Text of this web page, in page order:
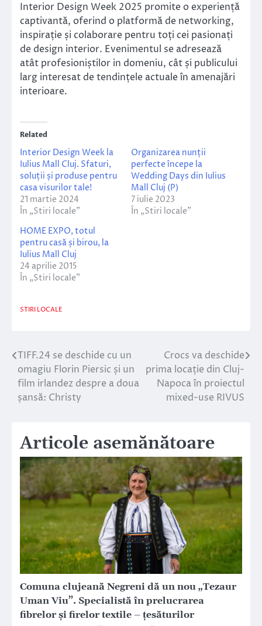
Interior Design Week 2025 promite o experiență
captivantă, oferind o platformă de networking,
inspirație și colaborare pentru toți cei pasionați
de design interior. Evenimentul se adresează
atât profesioniștilor in domeniu, cât și publicului
larg interesat de tendințele actuale în amenajări
interioare.
Related
Interior Design Week la
Iulius Mall Cluj. Sfaturi,
soluții și produse pentru
casa visurilor tale!
21 martie 2024
În „Stiri locale”
Organizarea nunții
perfecte începe la
Wedding Days din Iulius
Mall Cluj (P)
7 iulie 2023
În „Stiri locale”
HOME EXPO, totul
pentru casă și birou, la
Iulius Mall Cluj
24 aprilie 2015
În „Stiri locale”
STIRI LOCALE
Navigare
în
articole
TIFF.24 se deschide cu un
omagiu Florin Piersic și un
film irlandez despre a doua
șansă: Christy
Crocs va deschide
prima locație din Cluj-
Napoca în proiectul
mixed-use RIVUS
Articole asemănătoare
Comuna clujeană Negreni dă un nou „Tezaur
Uman Viu”. Specialistă în prelucrarea
fibrelor și firelor textile – țesăturilor